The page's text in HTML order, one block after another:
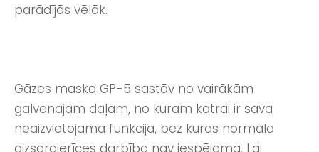
parādījās vēlāk.
Gāzes maska GP-5 sastāv no vairākām
galvenajām daļām, no kurām katrai ir sava
neaizvietojama funkcija, bez kuras normāla
aizsargierīces darbība nav iespējama. Lai